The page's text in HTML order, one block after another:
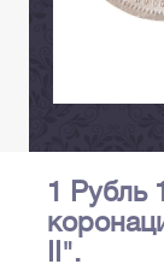
1 Рубль
II".